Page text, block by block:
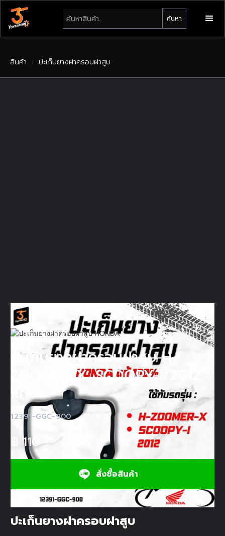
สินค้า / ปะเก็นยางฝาครอบฝาสูบ
ปะเก็นยางฝาครอบฝาสูบ H-
ZOOMER-X, SCOOPY-I/2012
12391-GGC-900
฿ 110
สั่งซื้อสินค้า
ปะเก็นยางฝาครอบฝาสูบ